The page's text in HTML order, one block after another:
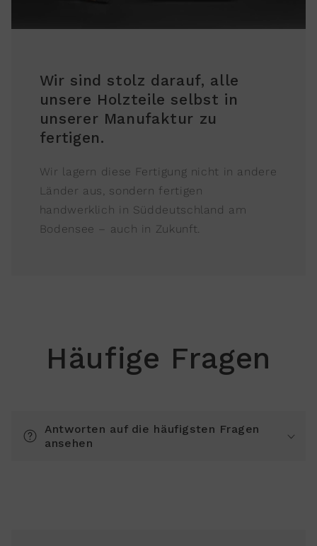
Wir sind stolz darauf, alle
unsere Holzteile selbst in
unserer Manufaktur zu
fertigen.
Wir lagern diese Fertigung nicht in andere
Länder aus, sondern fertigen
handwerklich in Süddeutschland am
Bodensee – auch in Zukunft.
Häufige Fragen
Antworten auf die häufigsten Fragen
ansehen